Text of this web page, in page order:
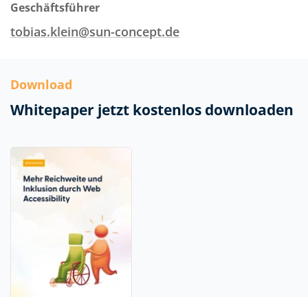
Geschäftsführer
tobias.klein@sun-concept.de
Download
Whitepaper jetzt kostenlos downloaden